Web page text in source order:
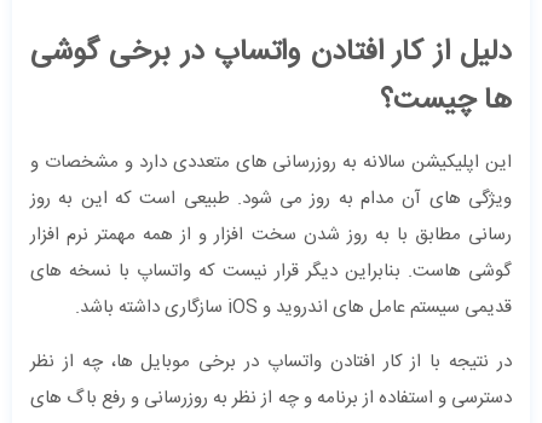
دلیل از کار افتادن واتساپ در برخی گوشی
ها چیست؟
این اپلیکیشن سالانه به روزرسانی های متعددی دارد و مشخصات و
ویژگی های آن مدام به روز می شود. طبیعی است که این به روز
رسانی مطابق با به روز شدن سخت افزار و از همه مهمتر نرم افزار
گوشی هاست. بنابراین دیگر قرار نیست که واتساپ با نسخه های
قدیمی سیستم عامل های اندروید و iOS سازگاری داشته باشد.
در نتیجه با از کار افتادن واتساپ در برخی موبایل ها، چه از نظر
دسترسی و استفاده از برنامه و چه از نظر به روزرسانی و رفع باگ های